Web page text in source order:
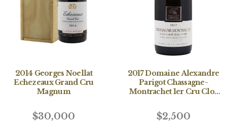
2014 Georges Noellat
Echezeaux Grand Cru
Magnum
$30,000
2017 Domaine Alexandre
Parigot Chassagne-
Montrachet 1er Cru Clos
$2,500